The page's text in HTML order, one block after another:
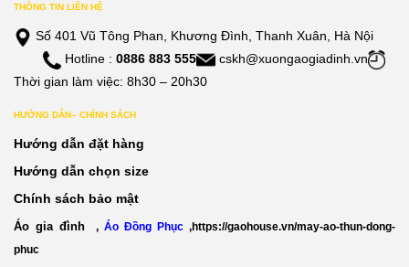
THÔNG TIN LIÊN HỆ
Số 401 Vũ Tông Phan, Khương Đình, Thanh Xuân, Hà Nội
Hotline : 0886 883 555
cskh@xuongaogiadinh.vn
Thời gian làm việc: 8h30 – 20h30
HƯỚNG DẪN– CHÍNH SÁCH
Hướng dẫn đặt hàng
Hướng dẫn chọn size
Chính sách bảo mật
Áo gia đình , Áo Đồng Phục ,https://gaohouse.vn/may-ao-thun-dong-
phuc